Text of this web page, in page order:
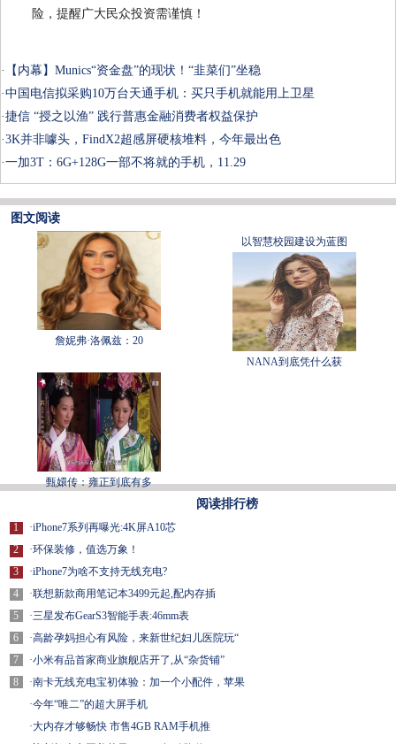
险，提醒广大民众投资需谨慎！
·
【内幕】Munics“资金盘”的现状！“韭菜们”坐稳
·中国电信拟采购10万台天通手机：买只手机就能用上卫星
·捷信 “授之以渔” 践行普惠金融消费者权益保护
·3K并非噱头，FindX2超感屏硬核堆料，今年最出色
·一加3T：6G+128G一部不将就的手机，11.29
图文阅读
詹妮弗·洛佩兹：20
以智慧校园建设为蓝图
NANA到底凭什么获
甄嬛传：雍正到底有多
阅读排行榜
1
2
3
4
5
6
7
8
·iPhone7系列再曝光:4K屏A10芯
·环保装修，值选万象！
·iPhone7为啥不支持无线充电?
·联想新款商用笔记本3499元起,配内存插
·三星发布GearS3智能手表:46mm表
·高龄孕妈担心有风险，来新世纪妇儿医院玩“
·小米有品首家商业旗舰店开了,从“杂货铺”
·南卡无线充电宝初体验：加一个小配件，苹果
·今年“唯二”的超大屏手机
·大内存才够畅快 市售4GB RAM手机推